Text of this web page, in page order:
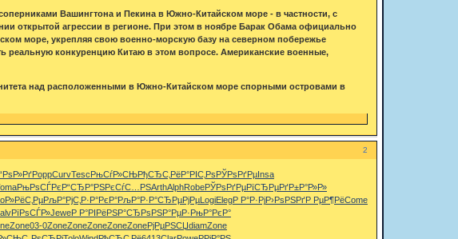
Вашингтона и Пекина в Южно-Китайском море - в частности, с
открытой агрессии в регионе. При этом в ноябре Барак Обама официально
море, укрепляя свою военно-морскую базу на северном побережье
реальную конкуренцию Китаю в этом вопросе. Американские военные,
над расположенными в Южно-Китайском море спорными островами в
2
PoppCurvTescРњСѓР»СЊРђСЂС‚РёР°РІС‚РѕРЎРѕРґРµInsa
РњРѕСЃРєР“СЂР°РЅРєСѓС…РЅArthAlphRobeРЎРѕРґРµРїСЂРµРґР±Р°Р»Р»
Р»РёС‚РµРљР°РјС‚ Р·Р°РєР°РљР°Р·Р°СЂРµРјРµLogiElegР Р°Р·РјР›РѕРЅРґР РµР¶РёCome
РїРѕСЃР»JeweР Р°РІРёРЅР°СЂРѕРЅР°РµР·РњР°РєР°
Zone03-0ZoneZoneZoneZoneZoneРјРµРЅСЏdiamZone